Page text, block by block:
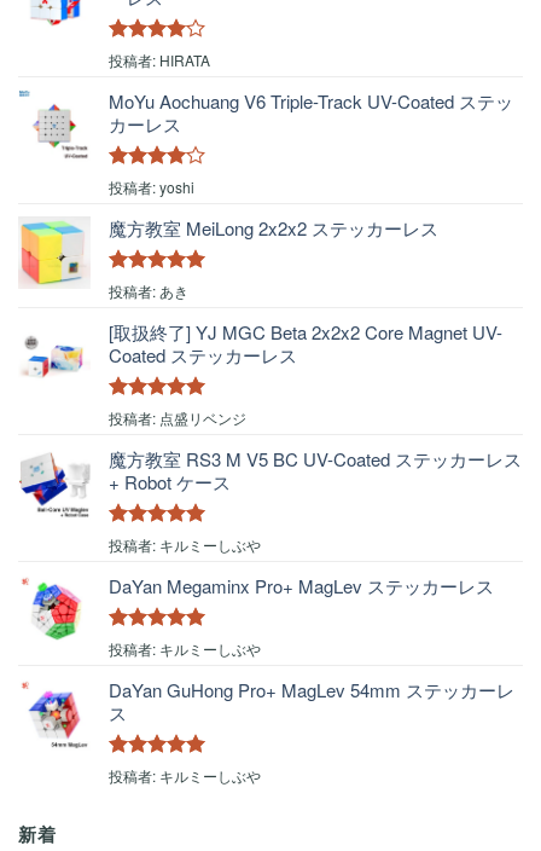
5段階中4
投稿者: HIRATA
MoYu Aochuang V6 Triple-Track UV-Coated ステッ
カーレス
5段階中4
の評価
投稿者: yoshi
魔方教室 MeiLong 2x2x2 ステッカーレス
5段階中 5
投稿者: あき
[取扱終了] YJ MGC Beta 2x2x2 Core Magnet UV-
Coated ステッカーレス
5段階中5の
投稿者: 点盛リベンジ
魔方教室 RS3 M V5 BC UV-Coated ステッカーレス
+ Robot ケース
5段階中 5 の
投稿者: キルミーしぶや
DaYan Megaminx Pro+ MagLev ステッカーレス
5段階中 5 の
投稿者: キルミーしぶや
DaYan GuHong Pro+ MagLev 54mm ステッカーレ
ス
5段階中 5 の
投稿者: キルミーしぶや
新着